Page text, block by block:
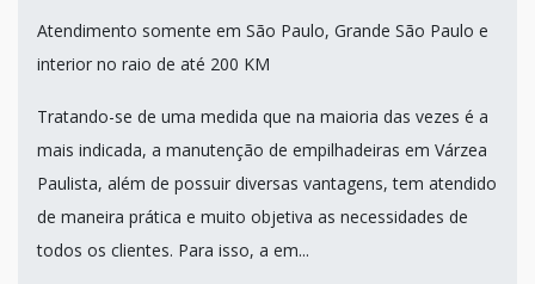
Atendimento somente em São Paulo, Grande São Paulo e
interior no raio de até 200 KM
Tratando-se de uma medida que na maioria das vezes é a
mais indicada, a manutenção de empilhadeiras em Várzea
Paulista, além de possuir diversas vantagens, tem atendido
de maneira prática e muito objetiva as necessidades de
todos os clientes. Para isso, a em...